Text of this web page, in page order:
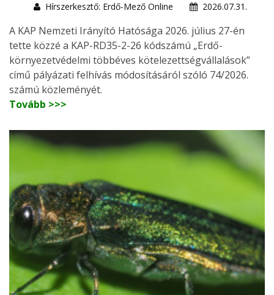
Hírszerkesztő: Erdő-Mező Online
2026.07.31.
A KAP Nemzeti Irányító Hatósága 2026. július 27-én
tette közzé a KAP-RD35-2-26 kódszámú „Erdő-
környezetvédelmi többéves kötelezettségvállalások”
című pályázati felhívás módosításáról szóló 74/2026.
számú közleményét.
Tovább >>>